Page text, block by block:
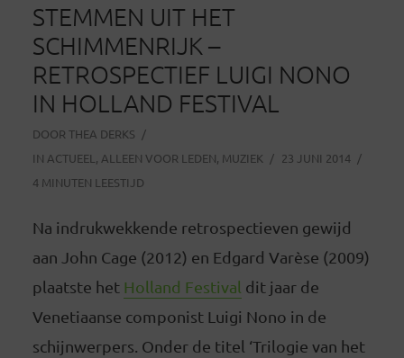
STEMMEN UIT HET
SCHIMMENRIJK –
RETROSPECTIEF LUIGI NONO
IN HOLLAND FESTIVAL
DOOR THEA DERKS
IN ACTUEEL , ALLEEN VOOR LEDEN, MUZIEK
23 JUNI 2014
4 MINUTEN LEESTIJD
Na indrukwekkende retrospectieven gewijd
aan John Cage (2012) en Edgard Varèse (2009)
plaatste het Holland Festival dit jaar de
Venetiaanse componist Luigi Nono in de
schijnwerpers. Onder de titel ‘Trilogie van het